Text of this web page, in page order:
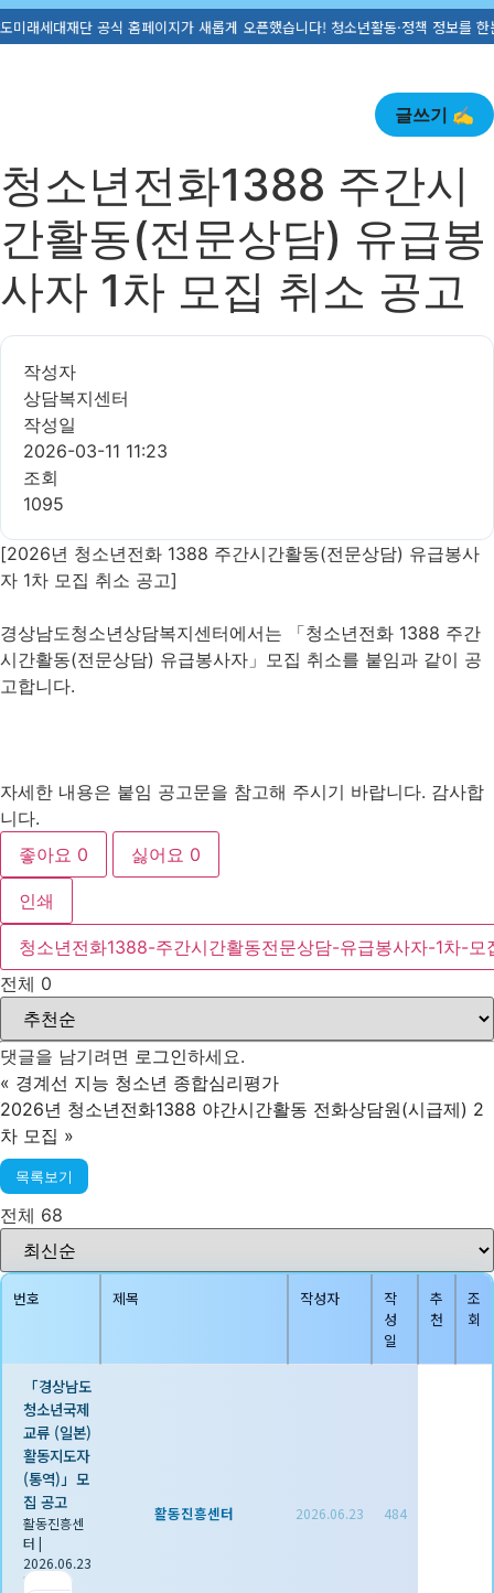
새롭게 오픈했습니다! 청소년활동·정책 정보를 한눈에 확인해보세요. ☎ 055-
글쓰기 ✍️
청소년전화1388 주간시
간활동(전문상담) 유급봉
사자 1차 모집 취소 공고
작성자
상담복지센터
작성일
2026-03-11 11:23
조회
1095
[2026년 청소년전화 1388 주간시간활동(전문상담) 유급봉사
자 1차 모집 취소 공고]
경상남도청소년상담복지센터에서는 「청소년전화 1388 주간
시간활동(전문상담) 유급봉사자」모집 취소를 붙임과 같이 공
고합니다.
자세한 내용은 붙임 공고문을 참고해 주시기 바랍니다. 감사합
니다.
좋아요 0 싫어요 0
인쇄
청소년전화1388-주간시간활동전문상담-유급봉사자-1차-
전체 0
댓글을 남기려면 로그인하세요.
« 경계선 지능 청소년 종합심리평가
2026년 청소년전화1388 야간시간활동 전화상담원(시급제) 2
차 모집 »
목록보기
전체 68
번호 제목 작성자
작
성
일
추
천
조
회
「경상남도
청소년국제
교류 (일본)
활동지도자
(통역)」모
집 공고
활동진흥센
터 |
2026.06.23
|
활동진흥센터 2026.06.23 484